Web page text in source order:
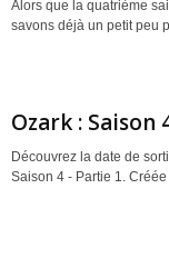
Alors que la quatrième
savons déjà un petit peu
Ozark : Saison
Découvrez la date de
Saison 4 - Partie 1.